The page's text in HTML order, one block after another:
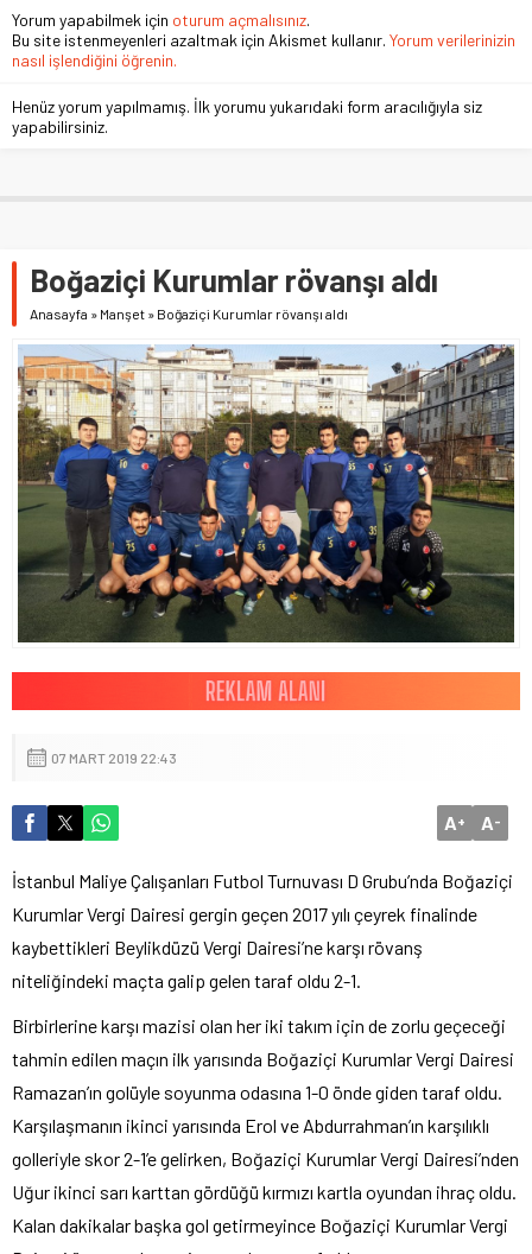
Yorum yapabilmek için oturum açmalısınız.
Bu site istenmeyenleri azaltmak için Akismet kullanır. Yorum verilerinizin
nasıl işlendiğini öğrenin.
Henüz yorum yapılmamış. İlk yorumu yukarıdaki form aracılığıyla siz
yapabilirsiniz.
Boğaziçi Kurumlar rövanşı aldı
Anasayfa » Manşet » Boğaziçi Kurumlar rövanşı aldı
07 MART 2019 22:43
A+ A-
İstanbul Maliye Çalışanları Futbol Turnuvası D Grubu’nda Boğaziçi
Kurumlar Vergi Dairesi gergin geçen 2017 yılı çeyrek finalinde
kaybettikleri Beylikdüzü Vergi Dairesi’ne karşı rövanş
niteliğindeki maçta galip gelen taraf oldu 2-1.
Birbirlerine karşı mazisi olan her iki takım için de zorlu geçeceği
tahmin edilen maçın ilk yarısında Boğaziçi Kurumlar Vergi Dairesi
Ramazan’ın golüyle soyunma odasına 1-0 önde giden taraf oldu.
Karşılaşmanın ikinci yarısında Erol ve Abdurrahman’ın karşılıklı
golleriyle skor 2-1’e gelirken, Boğaziçi Kurumlar Vergi Dairesi’nden
Uğur ikinci sarı karttan gördüğü kırmızı kartla oyundan ihraç oldu.
Kalan dakikalar başka gol getirmeyince Boğaziçi Kurumlar Vergi